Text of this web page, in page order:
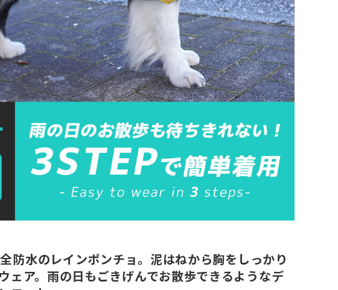
防水のレインポンチョ。泥はねから胸をしっかり
ェア。雨の日もごきげんでお散歩できるようなデ